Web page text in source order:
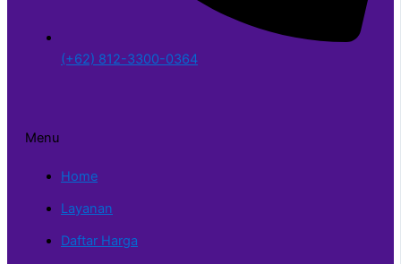
(+62) 812-3300-0364
Menu
Home
Layanan
Daftar Harga